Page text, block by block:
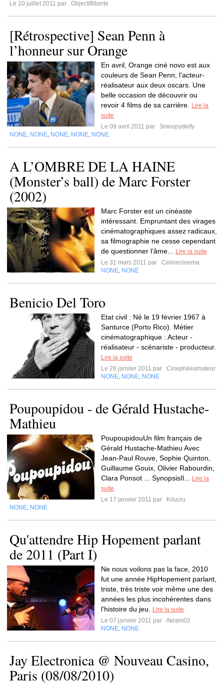
Le 10 juillet 2011 par Objectifliberte
[Rétrospective] Sean Penn à
l’honneur sur Orange
En avril, Orange ciné novo est aux
couleurs de Sean Penn, l’acteur-
réalisateur aux deux oscars. Une
belle occasion de découvrir ou
revoir 4 films de sa carrière.
Lire la
suite
Le 09 avril 2011 par
3moopydelfy
NONE NONE NONE NONE NONE
A L’OMBRE DE LA HAINE
(Monster’s ball) de Marc Forster
(2002)
Marc Forster est un cinéaste
intéressant. Empruntant des virages
cinématographiques assez radicaux,
sa filmographie ne cesse cependant
de questionner l’âme...
Lire la suite
Le 31 mars 2011 par
Celinecinema
NONE NONE
Benicio Del Toro
Etat civil : Né le 19 février 1967 à
Santurce (Porto Rico). Métier
cinématographique : Acteur -
réalisateur - scénariste - producteur.
Lire la suite
Le 26 janvier 2011 par
Cinephileamateur
NONE NONE NONE
Poupoupidou - de Gérald Hustache-
Mathieu
PoupoupidouUn film français de
Gérald Hustache-Mathieu Avec
Jean-Paul Rouve, Sophie Quinton,
Guillaume Gouix, Olivier Rabourdin,
Clara Ponsot ... SynopsisIl...
Lire la
suite
Le 17 janvier 2011 par
Kilucru
NONE NONE
Qu'attendre Hip Hopement parlant
de 2011 (Part I)
Ne nous voilons pas la face, 2010
fut une année HipHopement parlant,
triste, très triste voir même une des
années les plus incohérentes dans
l'histoire du jeu.
Lire la suite
Le 07 janvier 2011 par Akram02
NONE NONE
Jay Electronica @ Nouveau Casino,
Paris (08/08/2010)